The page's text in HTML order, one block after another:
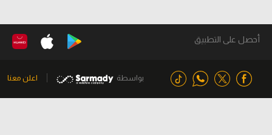
أحصل على التطبيق
بواسطة اعلن معنا